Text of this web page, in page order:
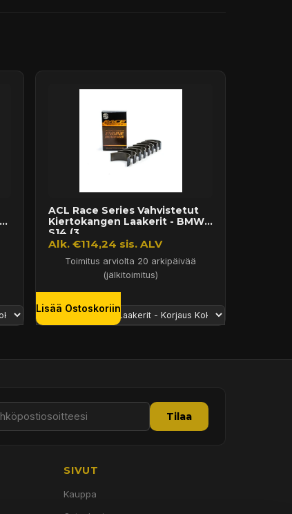
ACL Race Series Vahvistetut
Kiertokangen Laakerit - BMW
S14 (3...
Alk. €114,24 sis. ALV
Toimitus arviolta 20 arkipäivää
(jälkitoimitus)
Lisää Ostoskoriin
Tilaa
SIVUT
Kauppa